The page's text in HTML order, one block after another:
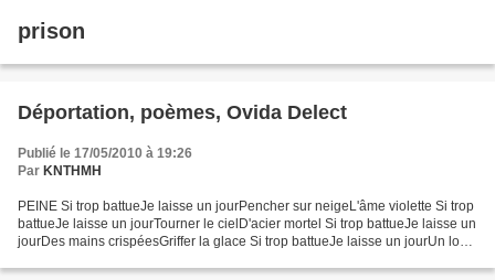
prison
Déportation, poèmes, Ovida Delect
Publié le 17/05/2010 à 19:26
Par KNTHMH
PEINE Si trop battueJe laisse un jourPencher sur neigeL'âme violette Si trop
battueJe laisse un jourTourner le cielD'acier mortel Si trop battueJe laisse un
jourDes mains crispéesGriffer la glace Si trop battueJe laisse un jourUn long